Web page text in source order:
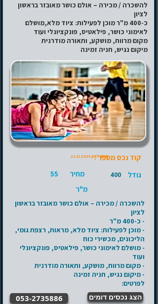
להשכרה / מכירה – אולם כושר מאובזר בראשון
לציון
כ-400 מ"ר מוכן לפעילות: ציוד מלא,מושלם
לאימוני כושר, פילאטיס, פונקציונלי ועוד
מקום מרווח, מושקע, ותאורה מודרנית
מיקום נגיש, חניה זמינה
ראשון לציון 21.11.2025
קוד נכס מספר :
גודל
400
55
מחיר
מ"ר
להשכרה / מכירה – אולם כושר מאובזר בראשון
לציון
- כ-400 מ"ר
- מוכן לפעילות: ציוד מלא, מראות, רצפת גומי,
הליכונים, מכשירי כוח
- מושלם לאימוני כושר, פילאטיס, פונקציונלי
ועוד
- מקום מרווח, מושקע, ותאורה מודרנית
- מיקום נגיש, חניה זמינה
לפרטים:
הצג נכסים דומים 053-2735886